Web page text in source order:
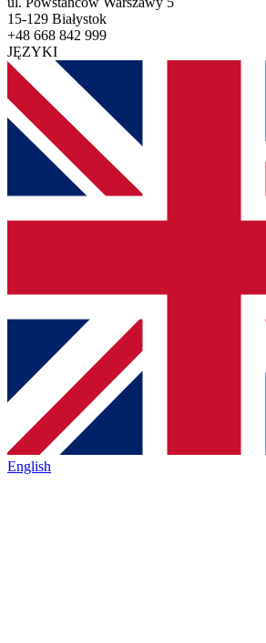
15-129 Białystok
+48 668 842 999
JĘZYKI
English